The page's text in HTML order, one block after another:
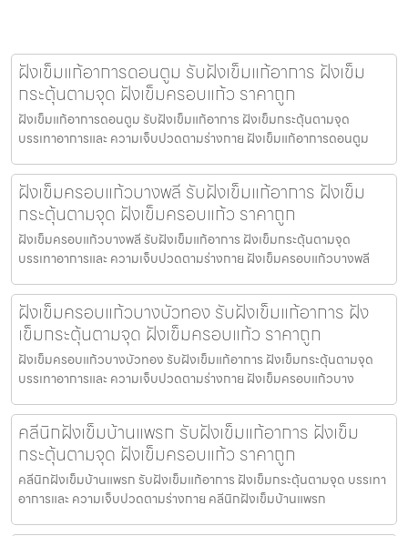
ฝังเข็มแก้อาการดอนตูม รับฝังเข็มแก้อาการ ฝังเข็ม
กระตุ้นตามจุด ฝังเข็มครอบแก้ว ราคาถูก
ฝังเข็มแก้อาการดอนตูม รับฝังเข็มแก้อาการ ฝังเข็มกระตุ้นตามจุด
บรรเทาอาการและ ความเจ็บปวดตามร่างกาย ฝังเข็มแก้อาการดอนตูม
ฝังเข็มครอบแก้วบางพลี รับฝังเข็มแก้อาการ ฝังเข็ม
กระตุ้นตามจุด ฝังเข็มครอบแก้ว ราคาถูก
ฝังเข็มครอบแก้วบางพลี รับฝังเข็มแก้อาการ ฝังเข็มกระตุ้นตามจุด
บรรเทาอาการและ ความเจ็บปวดตามร่างกาย ฝังเข็มครอบแก้วบางพลี
ฝังเข็มครอบแก้วบางบัวทอง รับฝังเข็มแก้อาการ ฝัง
เข็มกระตุ้นตามจุด ฝังเข็มครอบแก้ว ราคาถูก
ฝังเข็มครอบแก้วบางบัวทอง รับฝังเข็มแก้อาการ ฝังเข็มกระตุ้นตามจุด
บรรเทาอาการและ ความเจ็บปวดตามร่างกาย ฝังเข็มครอบแก้วบาง
คลีนิกฝังเข็มบ้านแพรก รับฝังเข็มแก้อาการ ฝังเข็ม
กระตุ้นตามจุด ฝังเข็มครอบแก้ว ราคาถูก
คลีนิกฝังเข็มบ้านแพรก รับฝังเข็มแก้อาการ ฝังเข็มกระตุ้นตามจุด บรรเทา
อาการและ ความเจ็บปวดตามร่างกาย คลีนิกฝังเข็มบ้านแพรก